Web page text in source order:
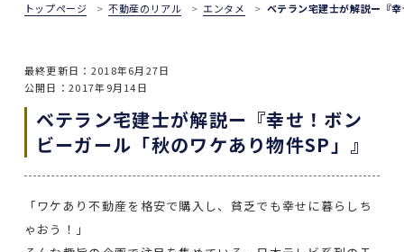
トップページ 不動産のリアル エンタメ ベテラン宅建士が解説ー『
最終更新日：2018年6月27日
公開日：2017年9月14日
ベテラン宅建士が解説ー『幸せ！ボン
ビーガール「秋のワケあり物件SP」』
「ワケあり不動産を格安で購入し、貧乏でも幸せに暮らしち
ゃおう！」